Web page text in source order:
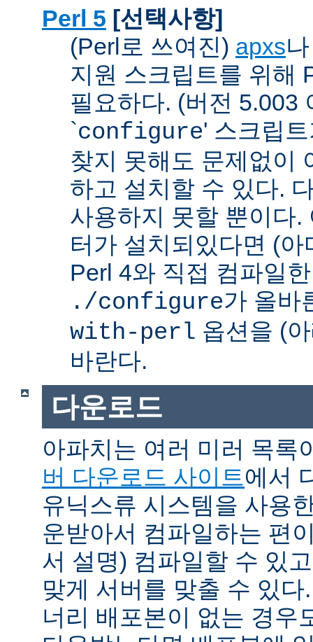
Perl 5 [선택사항]
(Perl로 쓰여진) apxs
지원 스크립트를 위해
필요하다. (버전 5.003
`configure' 스크립
찾지 못해도 문제없이
하고 설치할 수 있다.
사용하지 못할 뿐이다.
터가 설치되있다면 (
Perl 4와 직접 컴파일
./configure가 올바
with-perl 옵션을 (
바란다.
다운로드
아파치는 여러 미러 목록
버 다운로드 사이트에서
유닉스류 시스템을 사용
운받아서 컴파일하는 편
서 설명) 컴파일할 수 있
맞게 서버를 맞출 수 있
너리 배포본이 없는 경우